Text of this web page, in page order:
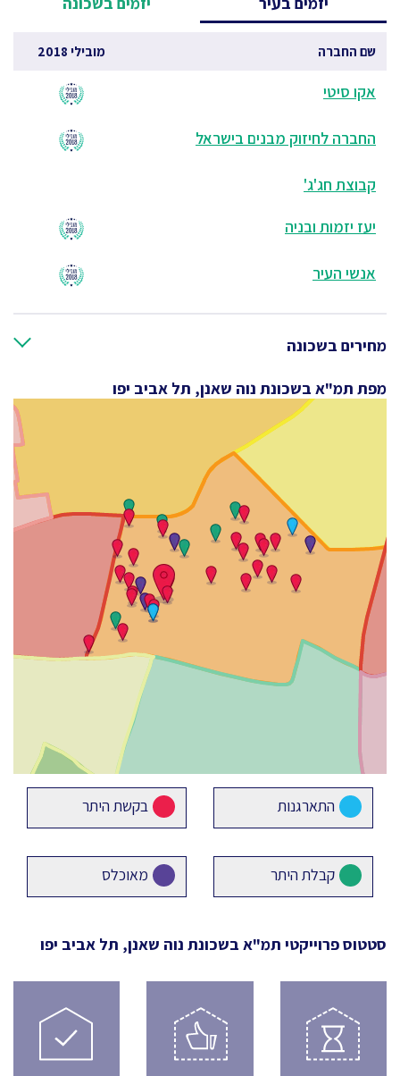
שם החברה מובילי 2018
אקו סיטי
החברה לחיזוק מבנים בישראל
קבוצת חג'ג'
יעז יזמות ובניה
אנשי העיר
מחירים בשכונה
מפת תמ"א בשכונת נוה שאנן, תל אביב יפו
התארגנות בקשת היתר
קבלת היתר מאוכלס
סטטוס פרוייקטי תמ"א בשכונת נוה שאנן, תל אביב יפו